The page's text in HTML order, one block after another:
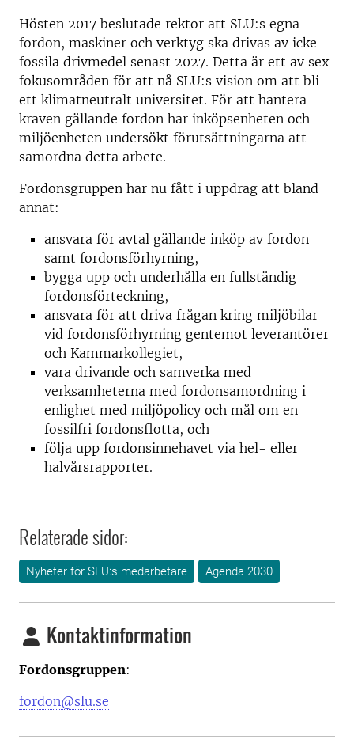
Hösten 2017 beslutade rektor att SLU:s egna
fordon, maskiner och verktyg ska drivas av icke-
fossila drivmedel senast 2027. Detta är ett av sex
fokusområden för att nå SLU:s vision om att bli
ett klimatneutralt universitet. För att hantera
kraven gällande fordon har inköpsenheten och
miljöenheten undersökt förutsättningarna att
samordna detta arbete.
Fordonsgruppen har nu fått i uppdrag att bland
annat:
ansvara för avtal gällande inköp av fordon
samt fordonsförhyrning,
bygga upp och underhålla en fullständig
fordonsförteckning,
ansvara för att driva frågan kring miljöbilar
vid fordonsförhyrning gentemot leverantörer
och Kammarkollegiet,
vara drivande och samverka med
verksamheterna med fordonsamordning i
enlighet med miljöpolicy och mål om en
fossilfri fordonsflotta, och
följa upp fordonsinnehavet via hel- eller
halvårsrapporter.
Relaterade sidor:
Nyheter för SLU:s medarbetare Agenda 2030
Kontaktinformation
Fordonsgruppen:
fordon@slu.se